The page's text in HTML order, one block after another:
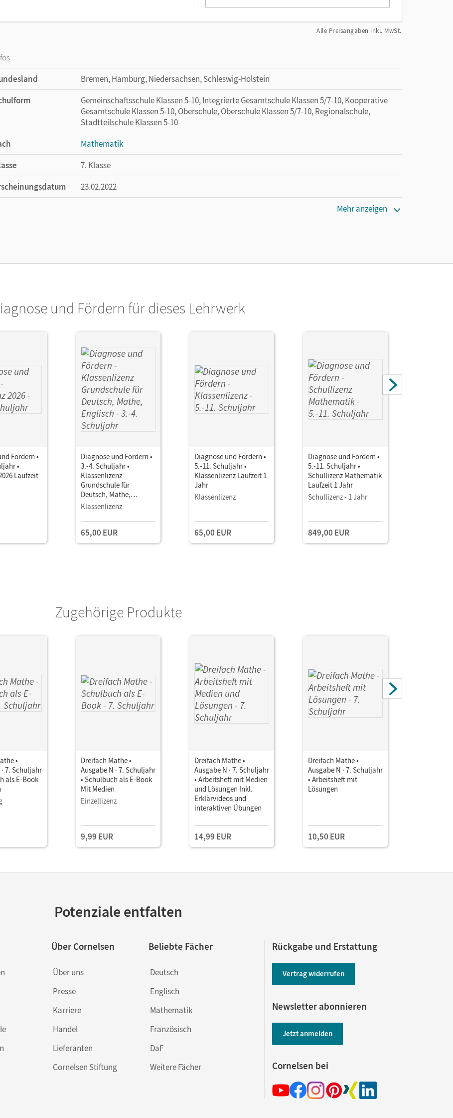
Alle Preisangaben inkl. MwSt.
Bremen, Hamburg, Niedersachsen, Schleswig-Holstein
Gemeinschaftsschule Klassen 5-10, Integrierte Gesamtschule Klassen 5/7-10, Kooperative
Gesamtschule Klassen 5-10, Oberschule, Oberschule Klassen 5/7-10, Regionalschule,
Stadtteilschule Klassen 5-10
Mathematik
7. Klasse
23.02.2022
Mehr anzeigen
und Fördern für dieses Lehrwerk
Fördern •
•
Laufzeit
Diagnose und Fördern •
3.-4. Schuljahr •
Klassenlizenz
Grundschule für
Deutsch, Mathe,
Englisch
Klassenlizenz
65,00 EUR
Diagnose und Fördern •
5.-11. Schuljahr •
Klassenlizenz Laufzeit 1
Jahr
Klassenlizenz
65,00 EUR
Diagnose und Fördern •
5.-11. Schuljahr •
Schullizenz Mathematik
Laufzeit 1 Jahr
Schullizenz - 1 Jahr
849,00 EUR
Zugehörige Produkte
•
7. Schuljahr
als E-Book
Dreifach Mathe •
Ausgabe N · 7. Schuljahr
• Schulbuch als E-Book
Mit Medien
Einzellizenz
9,99 EUR
Dreifach Mathe •
Ausgabe N · 7. Schuljahr
• Arbeitsheft mit Medien
und Lösungen Inkl.
Erklärvideos und
interaktiven Übungen
14,99 EUR
Dreifach Mathe •
Ausgabe N · 7. Schuljahr
• Arbeitsheft mit
Lösungen
10,50 EUR
Potenziale entfalten
Über Cornelsen
Über uns
Presse
Karriere
Handel
Lieferanten
Cornelsen Stiftung
Beliebte Fächer
Deutsch
Englisch
Mathematik
Französisch
DaF
Weitere Fächer
Rückgabe und Erstattung
Vertrag widerrufen
Newsletter abonnieren
Jetzt anmelden
Cornelsen bei